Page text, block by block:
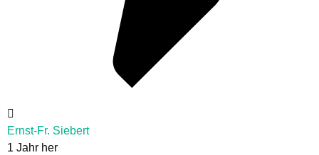
Ernst-Fr. Siebert
1 Jahr her